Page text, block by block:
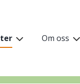
Om oss